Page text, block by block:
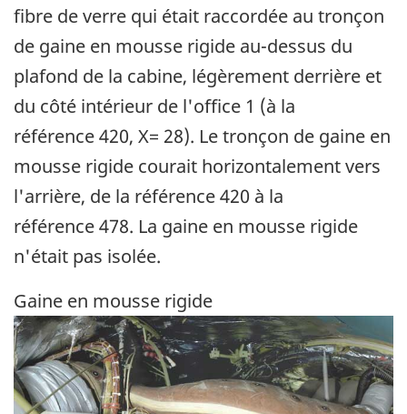
fibre de verre qui était raccordée au tronçon
de gaine en mousse rigide au-dessus du
plafond de la cabine, légèrement derrière et
du côté intérieur de l'office 1 (à la
référence 420, X= 28). Le tronçon de gaine en
mousse rigide courait horizontalement vers
l'arrière, de la référence 420 à la
référence 478. La gaine en mousse rigide
n'était pas isolée.
Gaine en mousse rigide
Image